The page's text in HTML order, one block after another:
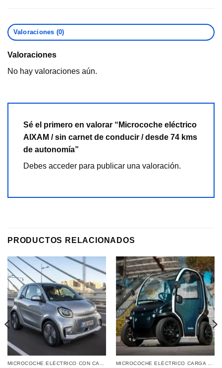
Valoraciones (0)
Valoraciones
No hay valoraciones aún.
Sé el primero en valorar “Microcoche eléctrico
AIXAM / sin carnet de conducir / desde 74 kms
de autonomía”
Debes acceder para publicar una valoración.
PRODUCTOS RELACIONADOS
MICROCOCHE ELÉCTRICO CON CARGA TIPO 2 MICROCOCHE ELÉCTRICO CARGA DOMÉSTICA